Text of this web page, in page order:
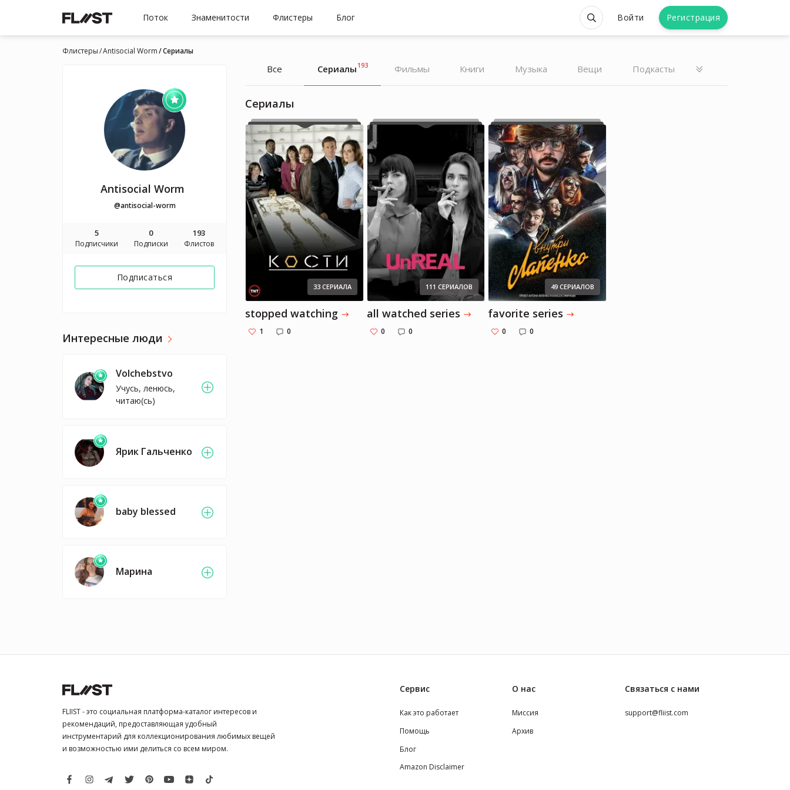
Поток Знаменитости Флистеры Блог Войти Регистрация
Флистеры Antisocial Worm Cериалы
Antisocial Worm
@antisocial-worm
5
Подписчики
0
Подписки
193
Флистов
Подписаться
Интересные люди
Volchebstvo
Учусь, ленюсь,
читаю(сь)
Ярик Гальченко
baby blessed
Марина
Все Cериалы 193 Фильмы Книги Музыка Вещи Подкасты
Cериалы
33 СЕРИАЛА
stopped watching
Antisocial Worm
1 0
111 СЕРИАЛОВ
all watched series
Antisocial Worm
0 0
49 СЕРИАЛОВ
favorite series
Antisocial Worm
0 0
FLIIST - это социальная платформа-каталог интересов и
рекомендаций, предоставляющая удобный
инструментарий для коллекционирования любимых вещей
и возможностью ими делиться со всем миром.
Сервис
Как это работает
Помощь
Блог
Amazon Disclaimer
О нас
Миссия
Архив
Связаться с нами
support@fliist.com